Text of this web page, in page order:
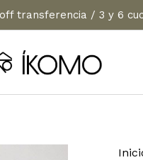
transferencia / 3 y 6